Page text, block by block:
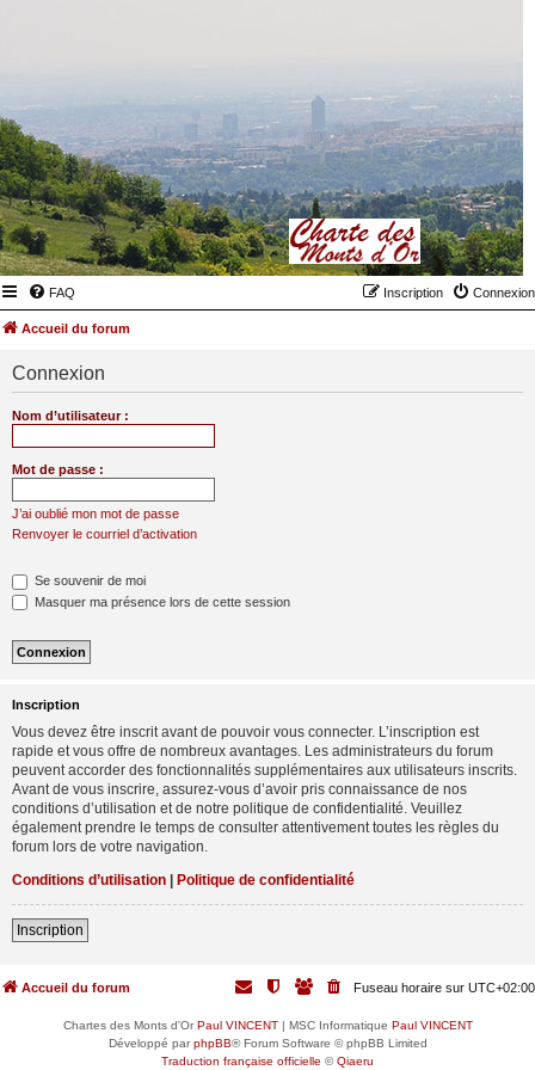
FAQ Connexion
Inscription
Accueil du forum
Connexion
Nom d’utilisateur :
Mot de passe :
J’ai oublié mon mot de passe
Renvoyer le courriel d’activation
Se souvenir de moi
Masquer ma présence lors de cette session
Inscription
Vous devez être inscrit avant de pouvoir vous connecter. L’inscription est
rapide et vous offre de nombreux avantages. Les administrateurs du forum
peuvent accorder des fonctionnalités supplémentaires aux utilisateurs inscrits.
Avant de vous inscrire, assurez-vous d’avoir pris connaissance de nos
conditions d’utilisation et de notre politique de confidentialité. Veuillez
également prendre le temps de consulter attentivement toutes les règles du
forum lors de votre navigation.
Conditions d’utilisation | Politique de confidentialité
Inscription
Accueil du forum Fuseau horaire sur UTC+02:00
Chartes des Monts d'OrPaul VINCENT| MSC Informatique Paul VINCENT
Développé parphpBB® Forum Software © phpBB Limited
Traduction française officielle ©Qiaeru